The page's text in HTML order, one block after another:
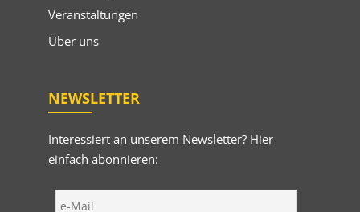
Veranstaltungen
Über uns
NEWSLETTER
Interessiert an unserem Newsletter? Hier
einfach abonnieren: